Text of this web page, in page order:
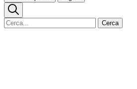
Cerca